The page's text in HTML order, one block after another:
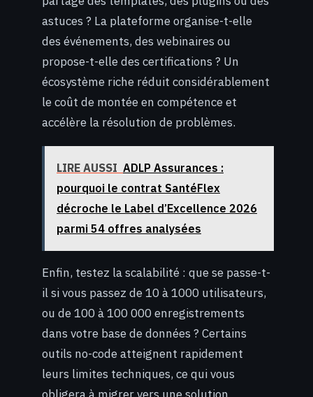
astuces ? La plateforme organise-t-elle
des événements, des webinaires ou
propose-t-elle des certifications ? Un
écosystème riche réduit considérablement
le coût de montée en compétence et
accélère la résolution de problèmes.
LIRE AUSSI ADLP Assurances :
pourquoi le contrat SantéFlex
décroche le Label d’Excellence 2026
parmi 54 offres analysées
Enfin, testez la scalabilité : que se passe-t-
il si vous passez de 10 à 1000 utilisateurs,
ou de 100 à 100 000 enregistrements
dans votre base de données ? Certains
outils no-code atteignent rapidement
leurs limites techniques, ce qui vous